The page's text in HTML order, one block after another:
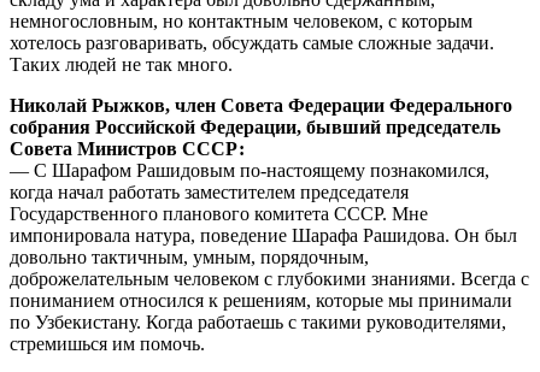
немногословным, но контактным человеком, с которым
хотелось разговаривать, обсуждать самые сложные задачи.
Таких людей не так много.
Николай Рыжков, член Совета Федерации Федерального
собрания Российской Федерации, бывший председатель
Совета Министров СССР:
— С Шарафом Рашидовым по-настоящему познакомился,
когда начал работать заместителем председателя
Государственного планового комитета СССР. Мне
импонировала натура, поведение Шарафа Рашидова. Он был
довольно тактичным, умным, порядочным,
доброжелательным человеком с глубокими знаниями. Всегда с
пониманием относился к решениям, которые мы принимали
по Узбекистану. Когда работаешь с такими руководителями,
стремишься им помочь.